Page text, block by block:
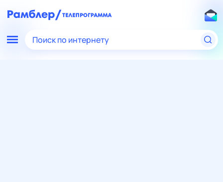
Поиск по интернету